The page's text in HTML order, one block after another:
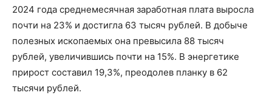
2024 года среднемесячная заработная плата выросла
почти на 23% и достигла 63 тысяч рублей. В добыче
полезных ископаемых она превысила 88 тысяч
рублей, увеличившись почти на 15%. В энергетике
прирост составил 19,3%, преодолев планку в 62
тысячи рублей.